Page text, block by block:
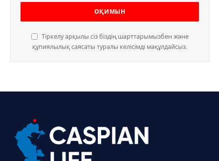
Тіркелу арқылы сіз біздің шарттарымызбен және
құпиялылық саясаты туралы келісімді мақұлдайсыз.